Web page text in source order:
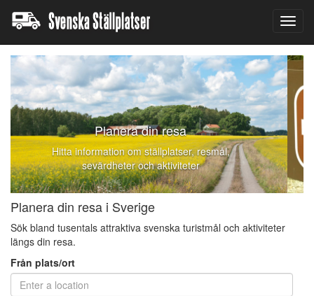
resa
resmål,
Förfina din
Vad känner du för att göra?
resultat inne i
Planera din resa i Sverige
Sök bland tusentals attraktiva svenska turistmål och aktiviteter
längs din resa.
Från plats/ort